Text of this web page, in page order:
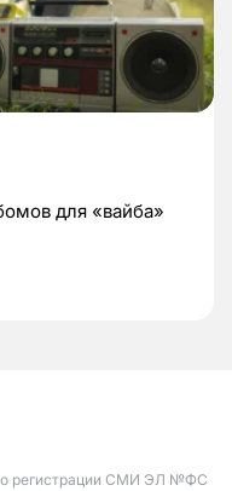
для «вайба»
регистрации СМИ ЭЛ №ФС